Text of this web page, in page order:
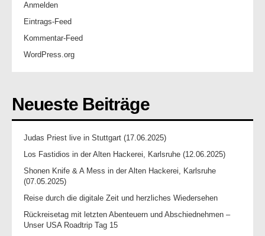
Anmelden
Eintrags-Feed
Kommentar-Feed
WordPress.org
Neueste Beiträge
Judas Priest live in Stuttgart (17.06.2025)
Los Fastidios in der Alten Hackerei, Karlsruhe (12.06.2025)
Shonen Knife & A Mess in der Alten Hackerei, Karlsruhe
(07.05.2025)
Reise durch die digitale Zeit und herzliches Wiedersehen
Rückreisetag mit letzten Abenteuern und Abschiednehmen –
Unser USA Roadtrip Tag 15